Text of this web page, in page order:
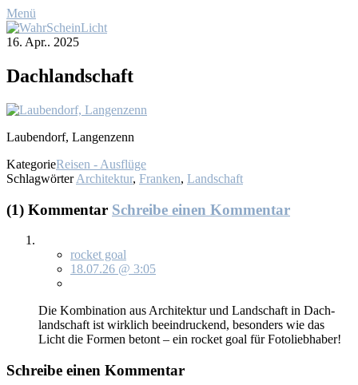
Menü
16. Apr.. 2025
Dach­land­schaft
Lau­ben­dorf, Lan­gen­zenn
KategorieReisen - Ausflüge
Schlagwörter Architektur, Franken, Landschaft
(1) Kommentar Schreibe einen Kommentar
rocket goal
18.07.26 @ 3:05
Die Kom­bi­na­ti­on aus Ar­chi­tek­tur und Land­schaft in Dach­
land­schaft ist wirk­lich be­ein­dru­ckend, be­son­ders wie das
Licht die For­men be­tont – ein ro­cket goal für Fo­to­lieb­ha­ber!
Schreibe einen Kommentar